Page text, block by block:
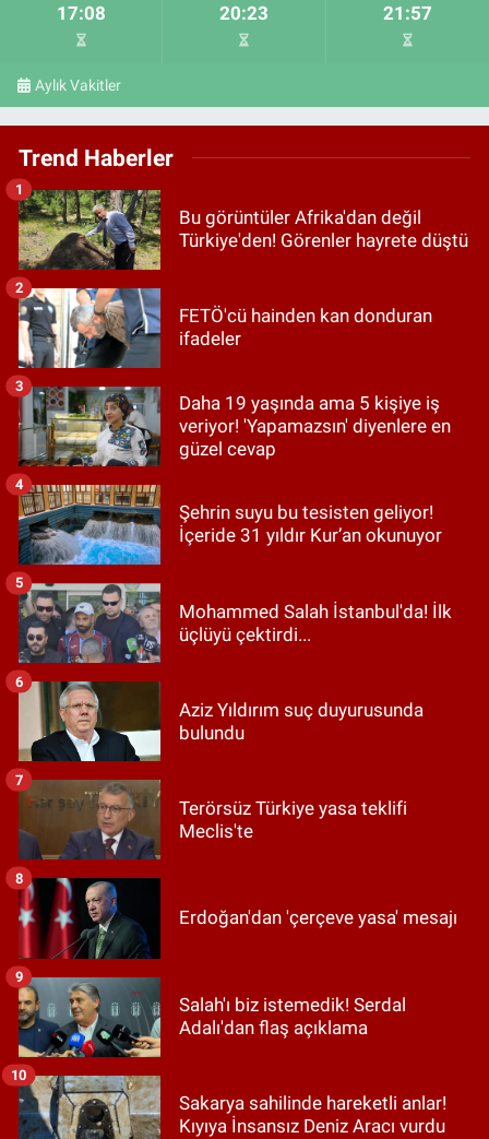
17:08 20:23 21:57
Aylık Vakitler
Trend Haberler
Bu görüntüler Afrika'dan değil
Türkiye'den! Görenler hayrete düştü
1
FETÖ'cü hainden kan donduran
ifadeler
2
Daha 19 yaşında ama 5 kişiye iş
veriyor! 'Yapamazsın' diyenlere en
güzel cevap
3
Şehrin suyu bu tesisten geliyor!
İçeride 31 yıldır Kur’an okunuyor
4
Mohammed Salah İstanbul'da! İlk
üçlüyü çektirdi...
5
Aziz Yıldırım suç duyurusunda
bulundu
6
Terörsüz Türkiye yasa teklifi
Meclis'te
7
Erdoğan'dan 'çerçeve yasa' mesajı
8
Salah'ı biz istemedik! Serdal
Adalı'dan flaş açıklama
9
Sakarya sahilinde hareketli anlar!
Kıyıya İnsansız Deniz Aracı vurdu
10